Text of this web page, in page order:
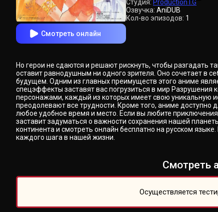
Смотреть онлайн
Студия: Production I.G
Озвучка: AniDUB
Кол-во эпизодов: 1
Но герои не сдаются и решают рискнуть, чтобы разгадать
оставит равнодушным ни одного зрителя. Оно сочетает в
будущем. Одним из главных преимуществ этого аниме
спецэффекты заставят вас погрузиться в мир
персонажами, каждый из которых имеет свою уникальную
преодолевают все трудности. Кроме того, аниме доступно
любое удобное время и место. Если вы любите
заставит задуматься о важности сохранения нашей
континента и смотреть онлайн бесплатно на русском
каждого шага в нашей жизни.
Смотреть
Осуществляется